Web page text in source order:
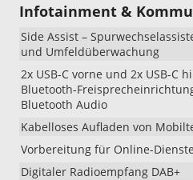
Infotainment &
Side Assist –
und Umfeldüberwachung
2x USB-C vorne und 2x USB-C
Bluetooth-
Bluetooth Audio
Kabelloses Aufladen von
Vorbereitung für Online-
Digitaler Radioempfang DAB+